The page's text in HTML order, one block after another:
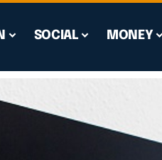
SOCIAL MONEY